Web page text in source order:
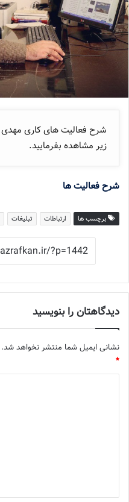
زیر مشاهده بفرمایید.
شرح فعالیت ها
برچسب ها ارتباطات تبلیغات
دیدگاهتان را بنویسید
نشانی ایمیل شما منتشر نخواهد شد.
*